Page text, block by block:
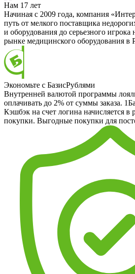
Нам 17 лет
Начиная с 2009 года, компания
путь от мелкого поставщика
и оборудования до серьезного
рынке медицинского оборудования в
Экономьте с БазисРублями
Внутренней валютой программы
оплачивать до 2% от суммы заказа.
Кэшбэк на счет логина начисляется в
покупки. Выгодные покупки для